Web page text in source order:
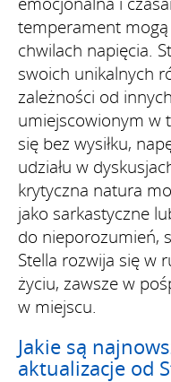
temperament
chwilach napięcia.
swoich unikalnych
zależności od
umiejscowionym w
się bez wysiłku,
udziału w
krytyczna natura
jako sarkastyczne
do nieporozumień,
Stella rozwija się w
życiu, zawsze w
w miejscu.
Jakie są
aktualizacje od